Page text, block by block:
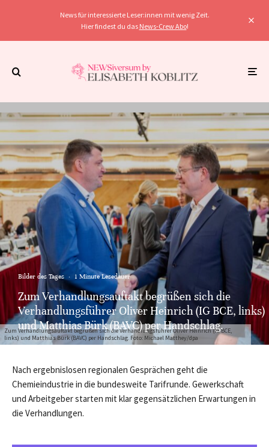
News für interessierte Leser:innen mit wenig Zeit.
Hier findest du das News-Crew Abo!
Zum Verhandlungsauftakt begrüßen sich die Verhandlungsführer Oliver Heinrich (IG BCE,
links) und Matthias Bürk (BAVC) per Handschlag. Foto: Michael Matthey/dpa
Bilder des Tages · 1 Minute Lesedauer
Zum Verhandlungsauftakt begrüßen sich die
Verhandlungsführer Oliver Heinrich (IG BCE, links)
und Matthias Bürk (BAVC) per Handschlag.
Nach ergebnislosen regionalen Gesprächen geht die
Chemieindustrie in die bundesweite Tarifrunde. Gewerkschaft
und Arbeitgeber starten mit klar gegensätzlichen Erwartungen in
die Verhandlungen.